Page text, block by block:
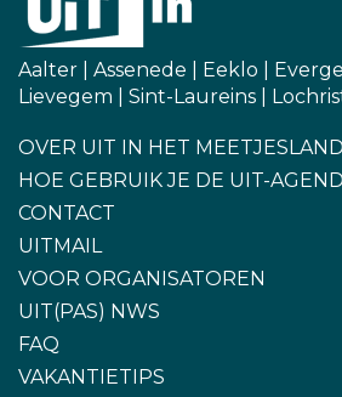
Aalter Assenede Eeklo
Lievegem
Sint-Laureins
OVER UIT IN HET MEETJESLAND
HOE GEBRUIK JE DE UIT-
CONTACT
UITMAIL
VOOR ORGANISATOREN
UIT(PAS) NWS
FAQ
VAKANTIETIPS